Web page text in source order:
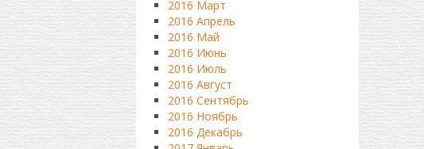
2016 Март
2016 Апрель
2016 Май
2016 Июнь
2016 Июль
2016 Август
2016 Сентябрь
2016 Ноябрь
2016 Декабрь